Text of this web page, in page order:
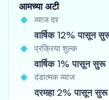
आमच्या अटी
व्याज दर
वार्षिक 12% पासून
प्रक्रिया शुल्क
वार्षिक 1% पासून सुरू
दंडात्मक व्याज
दरमहा 2% पासून